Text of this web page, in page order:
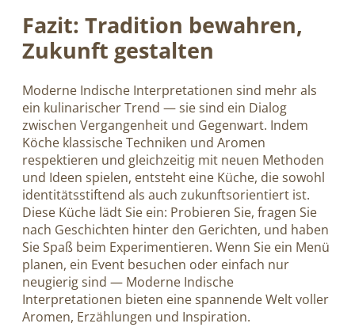
Fazit: Tradition bewahren,
Zukunft gestalten
Moderne Indische Interpretationen sind mehr als
ein kulinarischer Trend — sie sind ein Dialog
zwischen Vergangenheit und Gegenwart. Indem
Köche klassische Techniken und Aromen
respektieren und gleichzeitig mit neuen Methoden
und Ideen spielen, entsteht eine Küche, die sowohl
identitätsstiftend als auch zukunftsorientiert ist.
Diese Küche lädt Sie ein: Probieren Sie, fragen Sie
nach Geschichten hinter den Gerichten, und haben
Sie Spaß beim Experimentieren. Wenn Sie ein Menü
planen, ein Event besuchen oder einfach nur
neugierig sind — Moderne Indische
Interpretationen bieten eine spannende Welt voller
Aromen, Erzählungen und Inspiration.